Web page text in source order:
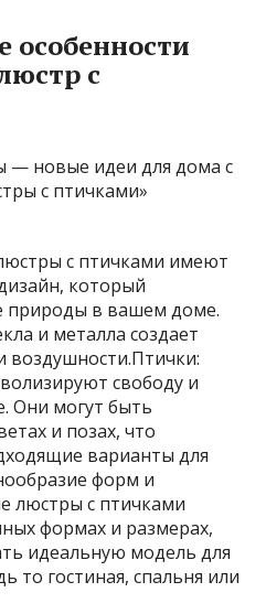
особенности
с
с птичками имеют
который
природы в вашем доме.
и металла создает
воздушности.Птички:
свободу и
Они могут быть
и позах, что
варианты для
форм и
люстры с птичками
формах и размерах,
идеальную модель для
то гостиная, спальня или